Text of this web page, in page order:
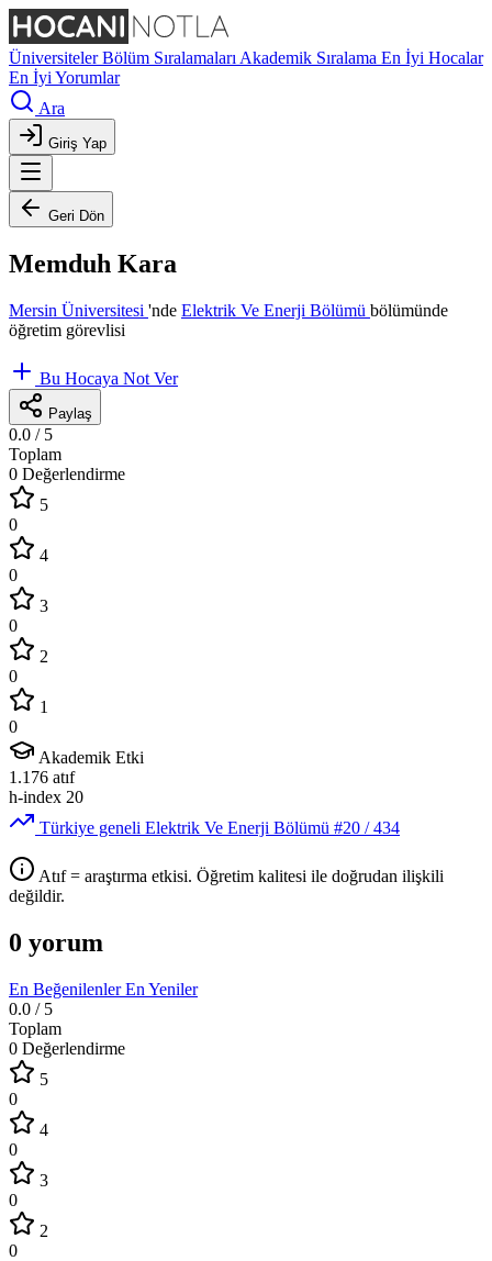
ÜniversitelerBölüm Sıralamaları Akademik Sıralama En İyi Hocalar
En İyi Yorumlar
Ara
Giriş Yap
Geri Dön
Memduh Kara
Mersin Üniversitesi 'nde Elektrik Ve Enerji Bölümü bölümünde
öğretim görevlisi
Bu Hocaya Not Ver
Paylaş
0.0 / 5
Toplam
0 Değerlendirme
5
0
4
0
3
0
2
0
1
0
Akademik Etki
1.176 atıf
h-index 20
Türkiye geneli Elektrik Ve Enerji Bölümü #20 / 434
Atıf = araştırma etkisi. Öğretim kalitesi ile doğrudan ilişkili
değildir.
0 yorum
En BeğenilenlerEn Yeniler
0.0 / 5
Toplam
0 Değerlendirme
5
0
4
0
3
0
2
0